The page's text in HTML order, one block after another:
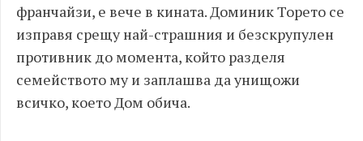
франчайзи, е вече в кината. Доминик Торето се
изправя срещу най-страшния и безскрупулен
противник до момента, който разделя
семейството му и заплашва да унищожи
всичко, което Дом обича.